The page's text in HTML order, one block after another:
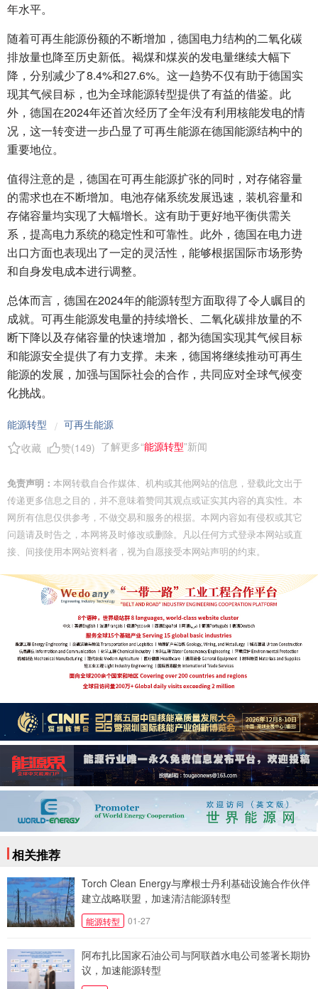
年水平。
随着可再生能源份额的不断增加，德国电力结构的二氧化碳
排放量也降至历史新低。褐煤和煤炭的发电量继续大幅下
降，分别减少了8.4%和27.6%。这一趋势不仅有助于德国实
现其气候目标，也为全球能源转型提供了有益的借鉴。此
外，德国在2024年还首次经历了全年没有利用核能发电的情
况，这一转变进一步凸显了可再生能源在德国能源结构中的
重要地位。
值得注意的是，德国在可再生能源扩张的同时，对存储容量
的需求也在不断增加。电池存储系统发展迅速，装机容量和
存储容量均实现了大幅增长。这有助于更好地平衡供需关
系，提高电力系统的稳定性和可靠性。此外，德国在电力进
出口方面也表现出了一定的灵活性，能够根据国际市场形势
和自身发电成本进行调整。
总体而言，德国在2024年的能源转型方面取得了令人瞩目的
成就。可再生能源发电量的持续增长、二氧化碳排放量的不
断下降以及存储容量的快速增加，都为德国实现其气候目标
和能源安全提供了有力支撑。未来，德国将继续推动可再生
能源的发展，加强与国际社会的合作，共同应对全球气候变
化挑战。
能源转型 / 可再生能源
收藏
赞(149) 了解更多“能源转型”新闻
免责声明： 本网转载自合作媒体、机构或其他网站的信息，登载此文出于
传递更多信息之目的，并不意味着赞同其观点或证实其内容的真实性。本
网所有信息仅供参考，不做交易和服务的根据。本网内容如有侵权或其它
问题请及时告之，本网将及时修改或删除。凡以任何方式登录本网站或直
接、间接使用本网站资料者，视为自愿接受本网站声明的约束。
相关推荐
Torch Clean Energy与摩根士丹利基础设施合作伙伴
建立战略联盟，加速清洁能源转型
能源转型 01-27
阿布扎比国家石油公司与阿联酋水电公司签署长期协
议，加速能源转型